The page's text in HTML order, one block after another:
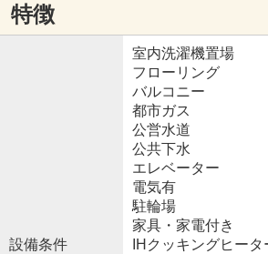
特徴
設備条件
室内洗濯機置場
フローリング
バルコニー
都市ガス
公営水道
公共下水
エレベーター
電気有
駐輪場
家具・家電付き
IHクッキングヒータ